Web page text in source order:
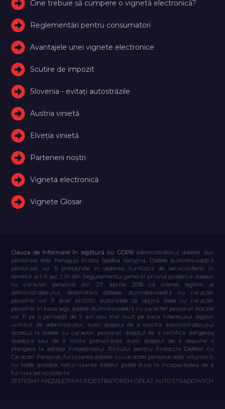
Cine trebuie să cumpere o vignetă electronică?
Reglementări pentru consumatori
Avantajele unei vignete electronice
Scutire de impozit
Slovenia - evitați autostrăzile
Austria vinietă
Elveţia vinietă
Partenerii noștri
Vigneta electronică
Vignete Glosar
Clauza de informare în legătură cu GDPR administratorul datelor dvs.
personale este Feniqs.pl Prosta Spółka Akcyjna. Datele dumneavoastră
personale vor fi prelucrate în vederea furnizării de servicii/oferte în
temeiul art. 6 sec. 1 lit. din Regulamentul general privind protecția datelor
cu caracter personal din 27 aprilie 2016 ca interes legitim al
administratorului, destinatarii datelor dumneavoastră cu caracter
personal vor fi doar entități autorizate să obțină date cu caracter
personal în baza legii, datele dumneavoastră cu caracter personal stocate
vor fi pe o perioadă de 5 ani sau mai mult pe baza interesului legitim
urmărit de administrator, aveți dreptul de a solicita administratorului
accesul la datele cu caracter personal, dreptul de a rectifica ștergerea
acestora sau de a limita prelucrarea, aveți dreptul de a depune o
plângere la adresa Președintelui Biroului pentru Protecția Datelor cu
Caracter Personal, furnizarea datelor cu caracter personal este voluntară,
cu toate acestea, nefurnizarea datelor poate duce la incapacitatea de a
furniza servicii/oferta.
JESTEŚMY NIEZALEŻNYM REJESTRATOREM OPŁAT AUTOSTRADOWYCH